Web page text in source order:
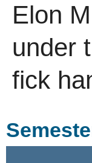
Elon
under
fick